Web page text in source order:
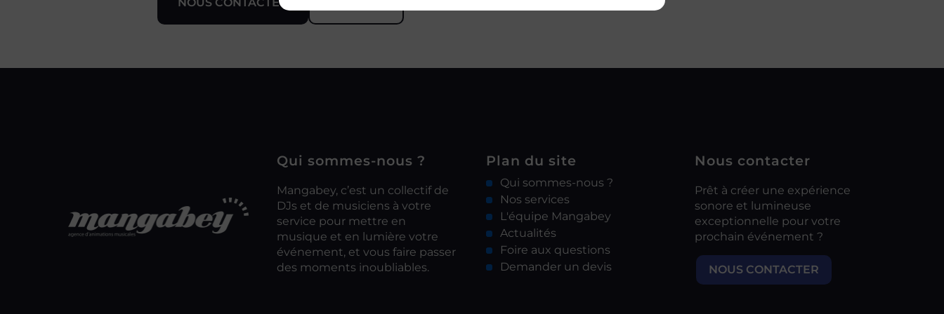
Qui sommes-nous ?
Mangabey, c’est un collectif de
DJs et de musiciens à votre
service pour mettre en
musique et en lumière votre
événement, et vous faire passer
des moments inoubliables.
Plan du site
Qui sommes-nous ?
Nos services
L'équipe Mangabey
Actualités
Foire aux questions
Demander un devis
Nous contacter
Prêt à créer une expérience
sonore et lumineuse
exceptionnelle pour votre
prochain événement ?
NOUS CONTACTER